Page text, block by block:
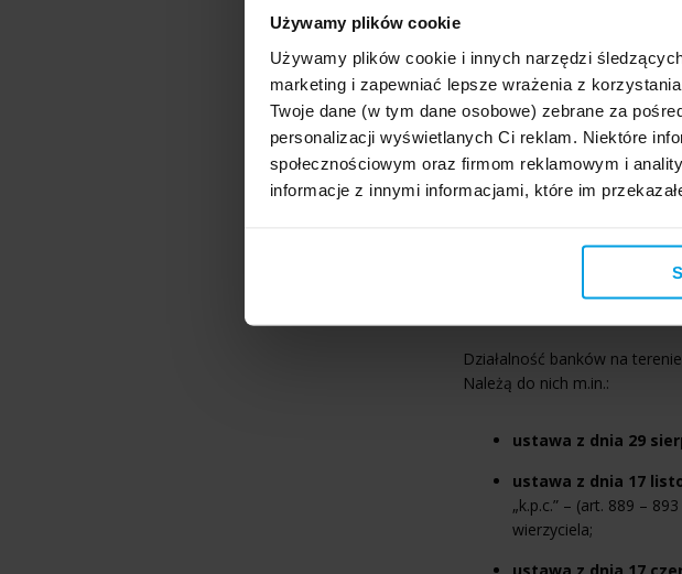
Używamy plików cookie
Używamy plików cookie i innych narzędzi
marketing i zapewniać lepsze wrażenia z
Twoje dane (w tym dane osobowe) zebrane za
personalizacji wyświetlanych Ci reklam. Niektóre
społecznościowym oraz firmom reklamowym i
informacje z innymi informacjami, które im
zgromadzonych na danym
z innych funkcji konta
możesz z nich korzystać
Blokada dotyczy określonej
pieniężnej pochodzącej z
przypadku zajęcia rachunku
bezpośrednio od podmiotu,
Blokada środków na koncie
Kto może
Działalność banków na
Należą do nich m.in.:
ustawa z dnia 29
ustawa z dnia 17
„k.p.c.” – (art. 889 –
wierzyciela;
ustawa z dnia 17